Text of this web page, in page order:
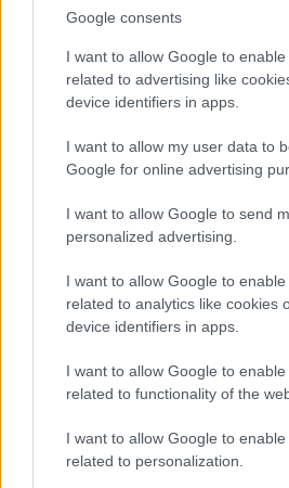
Google consents
I want to allow Google to
related to advertising like
device identifiers in apps.
I want to allow my user data to
Google for online advertising
I want to allow Google to send
personalized advertising.
I want to allow Google to
related to analytics like cookies
device identifiers in apps.
I want to allow Google to
related to functionality of the
I want to allow Google to
related to personalization.